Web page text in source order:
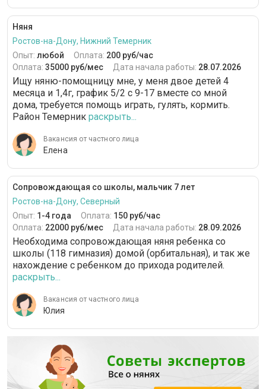
Няня
Ростов-на-Дону, Нижний Темерник
Опыт: любой Оплата: 200 руб/час
Оплата: 35000 руб/мес Дата начала работы: 28.07.2026
Ищу няню-помощницу мне, у меня двое детей 4
месяца и 1,4г, график 5/2 с 9-17 вместе со мной
дома, требуется помощь играть, гулять, кормить.
Район Темерник раскрыть...
Вакансия от частного лица
Елена
Сопровождающая со школы, мальчик 7 лет
Ростов-на-Дону, Северный
Опыт: 1-4 года Оплата: 150 руб/час
Оплата: 22000 руб/мес Дата начала работы: 28.09.2026
Необходима сопровождающая няня ребенка со
школы (118 гимназия) домой (орбитальная), и так же
нахождение с ребенком до прихода родителей.
раскрыть...
Вакансия от частного лица
Юлия